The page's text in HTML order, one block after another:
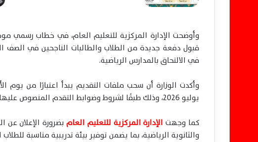
وأوضحت الإدارة المركزية للتعليم العام، في خطاب رسمي
في الالتحاق بالمدارس الرياضية.
يوليو 2026، وذلك طبقًا لشروط وضوابط التقدم المنصوص عليها في القرار الوزاري المنظم لعمل المدارس الرياضية.
كما وجهت الإدارة المركزية للتعليم العام بضرورة الإعلان عن
والثانوية الرياضية، بما يضمن توفير بيئة تدريبية مناسبة